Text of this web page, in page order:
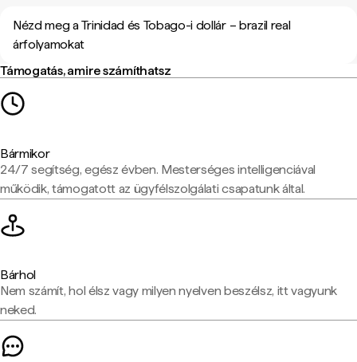
Nézd meg a Trinidad és Tobago-i dollár – brazil real
árfolyamokat
Támogatás, amire számíthatsz
Bármikor
24/7 segítség, egész évben. Mesterséges intelligenciával
működik, támogatott az ügyfélszolgálati csapatunk által.
Bárhol
Nem számít, hol élsz vagy milyen nyelven beszélsz, itt vagyunk
neked.